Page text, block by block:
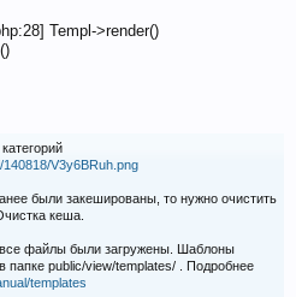
Templ->render()
V3y6BRuh.png
были закешированы, то нужно очистить
кеша.
все файлы были загружены. Шаблоны
папке public/view/templates/ . Подробнее
templates